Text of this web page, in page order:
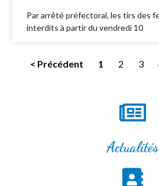
Par arrêté préfectoral, les tirs des
interdits à partir du vendredi 10
< Précédent 1 2 3
Actualités